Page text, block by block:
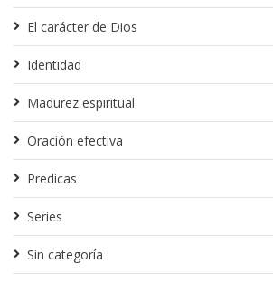
El carácter de Dios
Identidad
Madurez espiritual
Oración efectiva
Predicas
Series
Sin categoría